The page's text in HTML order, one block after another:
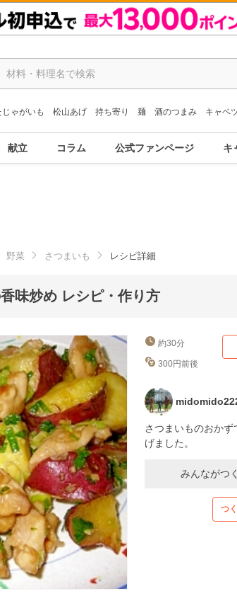
ゃがいも 松山あげ 持ち寄り 麺 酒のつまみ キャベ
献立 コラム 公式ファンページ キ
野菜 さつまいも レシピ詳細
味炒め レシピ・作り方
約30分
300円前後
さつまいものおか
げました。
みんながつ
つ